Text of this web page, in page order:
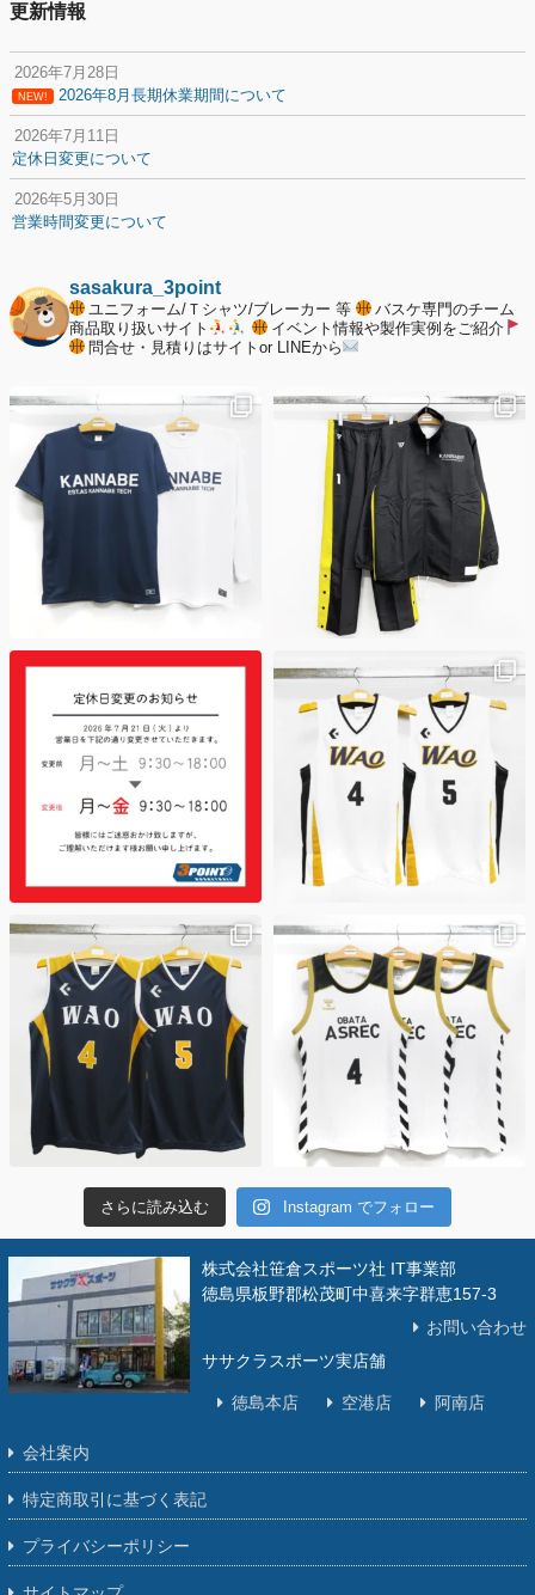
更新情報
2026年7月28日
NEW! 2026年8月長期休業期間について
2026年7月11日
定休日変更について
2026年5月30日
営業時間変更について
納期遅延について
2025年12月11日
年末年始の休業期間について
sasakura_3point
ユニフォーム/Ｔシャツ/ブレーカー 等
バスケ専門のチーム
商品取り扱いサイト
イベント情報や製作実例をご紹介
問合せ・見積りはサイトor LINEから
さらに読み込む Instagram でフォロー
株式会社笹倉スポーツ社 IT事業部
徳島県板野郡松茂町中喜来字群恵157-3
お問い合わせ
ササクラスポーツ実店舗
徳島本店 空港店 阿南店
会社案内
特定商取引に基づく表記
プライバシーポリシー